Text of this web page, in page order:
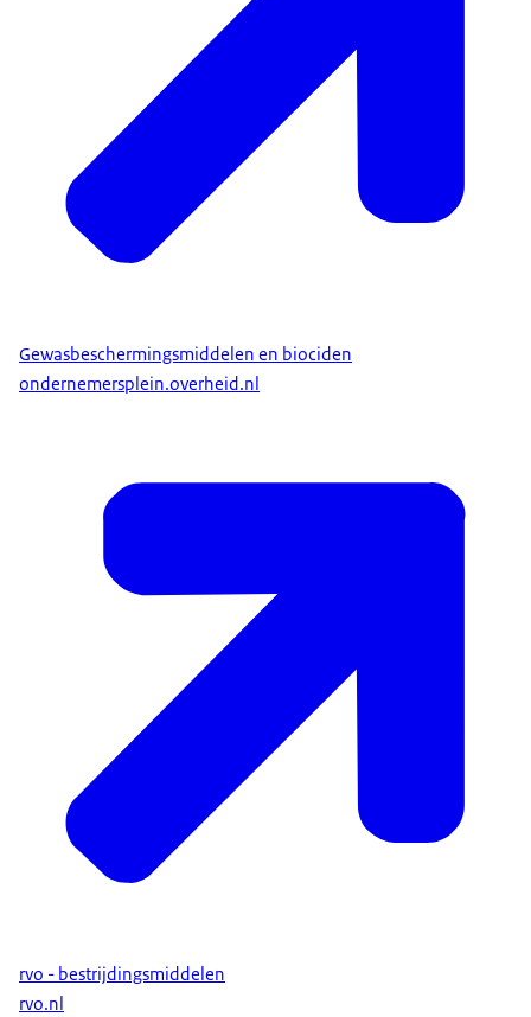
Gewasbeschermingsmiddelen en biociden
ondernemersplein.overheid.nl
rvo - bestrijdingsmiddelen
rvo.nl